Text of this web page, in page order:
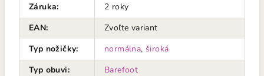
Záruka:
2 roky
EAN:
Zvoľte variant
Typ nožičky: normálna, široká
Typ obuvi:
Barefoot